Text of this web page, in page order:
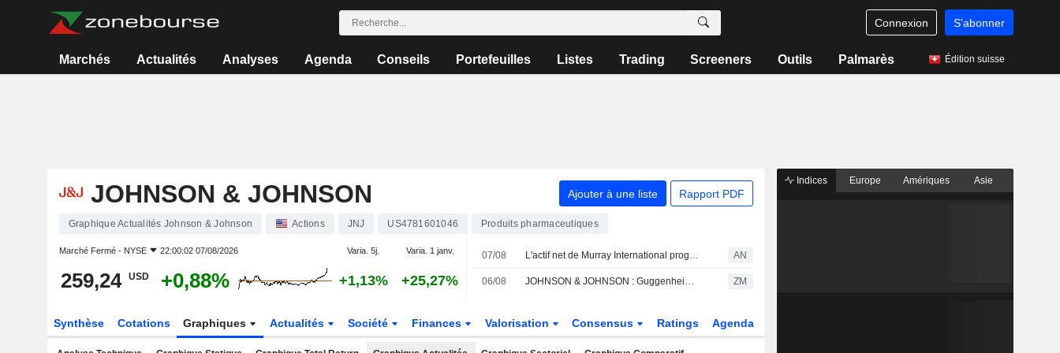
Connexion S'abonner
Marchés Actualités Analyses Agenda Conseils Portefeuilles Listes Trading Screeners Outils Palmarès Édition suisse
JOHNSON & JOHNSON Ajouter à une liste Rapport PDF
Graphique Actualités Johnson & Johnson Actions JNJ US4781601046 Produits pharmaceutiques
Marché Fermé - NYSE 22:00:02 07/08/2026 Varia. 5j. Varia. 1 janv.
259,24 USD +0,88% +1,13% +25,27%
07/08 L'actif net de Murray International progresse mais la performance reste en deçà de l'indice de référence AN
06/08 JOHNSON & JOHNSON : Guggenheim persiste à l'achat ZM
Synthèse Cotations Graphiques Actualités Société Finances Valorisation Consensus Ratings Agenda
Indices Europe Amériques Asie